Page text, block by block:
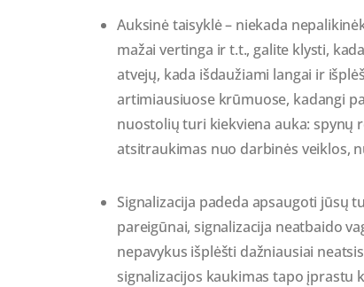
Auksinė taisyklė – niekada
mažai vertinga ir t.t., galite klysti,
atvejų, kada išdaužiami langai ir
artimiausiuose krūmuose, kadangi
nuostolių turi kiekviena auka: spynų
atsitraukimas nuo darbinės veiklos,
Signalizacija padeda apsaugoti jūsų
pareigūnai, signalizacija neatbaido
nepavykus išplėšti dažniausiai
signalizacijos kaukimas tapo įprastu